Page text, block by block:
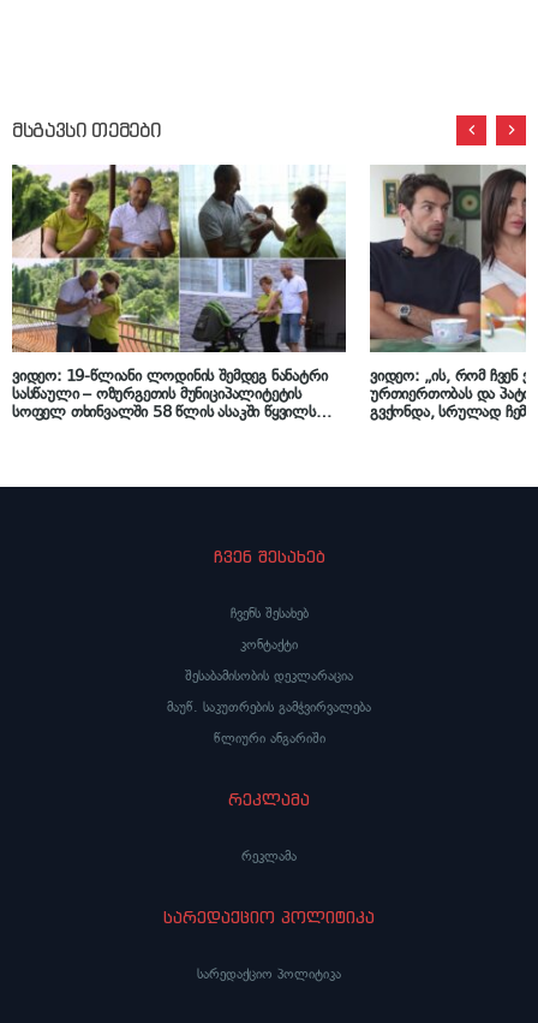
მსგავსი თემები
ვიდეო: 19-წლიანი ლოდინის შემდეგ ნანატრი
სასწაული – ოზურგეთის მუნიციპალიტეტის
სოფელ თხინვალში 58 წლის ასაკში წყვილს
ვიდეო: „ის, რომ ჩვენ
ურთიერთობას და
გვქონდა, სრულად
ჩვენ შესახებ
ჩვენს შესახებ
კონტაქტი
შესაბამისობის დეკლარაცია
მაუწ. საკუთრების გამჭვირვალება
წლიური ანგარიში
რეკლამა
რეკლამა
სარედაქციო პოლიტიკა
სარედაქციო პოლიტიკა